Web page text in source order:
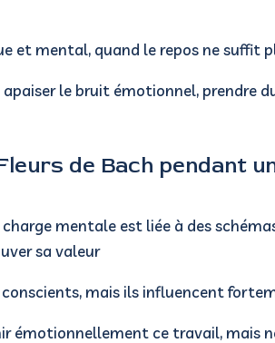
et mental, quand le repos ne suffit
apaiser le bruit émotionnel, prendre
de Bach pendant
mentale est liée à des
sa valeur
mais ils influencent
émotionnellement ce travail, mais